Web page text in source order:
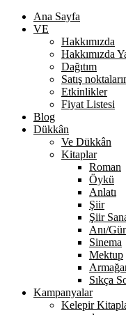
Ana Sayfa
VE
Hakkımızda
Hakkımızda
Dağıtım
Satış
Etkinlikler
Fiyat Listesi
Blog
Dükkân
Ve Dükkân
Kitaplar
Roman
Öykü
Anlatı
Şiir
Şiir
Anı/
Sinema
Mektup
Sıkça
Kampanyalar
Kelepir